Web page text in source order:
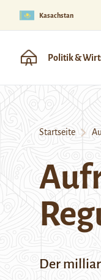
Kasachstan
Politik &
Startseite
Der